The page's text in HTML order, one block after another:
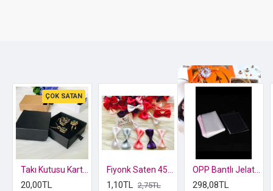
ÇOK SATAN
20,00TL 1,10TL 2,75TL 298,08TL
Özel kutusunda 2 li Kelebek Biblo